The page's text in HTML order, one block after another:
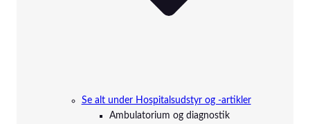
Se alt under Hospitalsudstyr og -artikler
Ambulatorium og diagnostik